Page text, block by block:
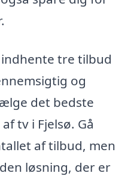
tre tilbud
og
det bedste
tv i Fjelsø. Gå
af tilbud, men
løsning, der er